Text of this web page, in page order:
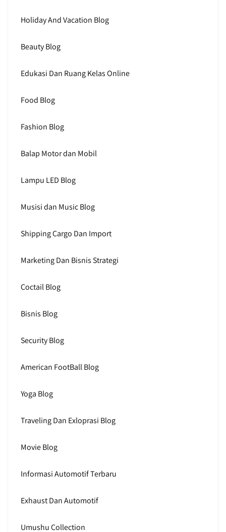
Holiday And Vacation Blog
Beauty Blog
Edukasi Dan Ruang Kelas Online
Food Blog
Fashion Blog
Balap Motor dan Mobil
Lampu LED Blog
Musisi dan Music Blog
Shipping Cargo Dan Import
Marketing Dan Bisnis Strategi
Coctail Blog
Bisnis Blog
Security Blog
American FootBall Blog
Yoga Blog
Traveling Dan Exloprasi Blog
Movie Blog
Informasi Automotif Terbaru
Exhaust Dan Automotif
Umushu Collection